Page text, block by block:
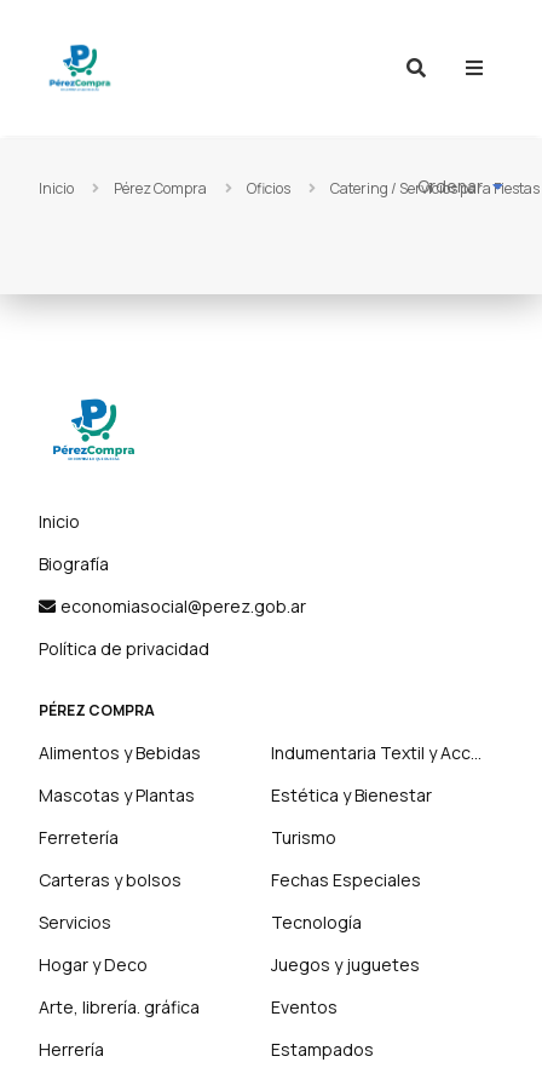
Inicio Pérez Compra Oficios Catering / Servicios para Fiestas
Ordenar
Inicio
Biografía
economiasocial@perez.gob.ar
Política de privacidad
PÉREZ COMPRA
Alimentos y Bebidas
Mascotas y Plantas
Estética y Bienestar
Ferretería
Turismo
Carteras y bolsos
Fechas Especiales
Servicios
Tecnología
Hogar y Deco
Juegos y juguetes
Arte, librería. gráfica
Eventos
Herrería
Estampados